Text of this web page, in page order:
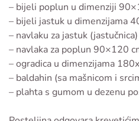
– bijeli poplun u dimenziji
– bijeli jastuk u dimenzijama
– navlaku za jastuk
– navlaka za poplun 90×120
– ogradica u dimenzijama
– baldahin (sa mašnicom i
– plahta s gumom u dezenu